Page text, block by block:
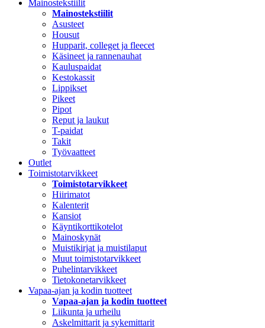
Mainostekstiilit
Mainostekstiilit
Asusteet
Housut
Hupparit, colleget ja fleecet
Käsineet ja rannenauhat
Kauluspaidat
Kestokassit
Lippikset
Pikeet
Pipot
Reput ja laukut
T-paidat
Takit
Työvaatteet
Outlet
Toimistotarvikkeet
Toimistotarvikkeet
Hiirimatot
Kalenterit
Kansiot
Käyntikorttikotelot
Mainoskynät
Muistikirjat ja muistilaput
Muut toimistotarvikkeet
Puhelintarvikkeet
Tietokonetarvikkeet
Vapaa-ajan ja kodin tuotteet
Vapaa-ajan ja kodin tuotteet
Liikunta ja urheilu
Askelmittarit ja sykemittarit